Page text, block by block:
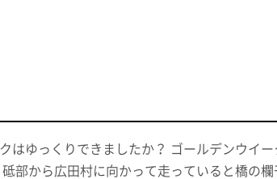
はゆっくりできましたか？ ゴールデンウイ
部から広田村に向かって走っていると橋の